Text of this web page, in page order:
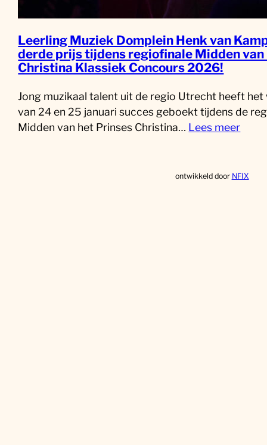
Leerling Muziek Domplein Henk van
derde prijs tijdens regiofinale Midden van
Christina Klassiek Concours 2026!
Jong muzikaal talent uit de regio Utrecht heeft het
van 24 en 25 januari succes geboekt tijdens de
Midden van het Prinses Christina… Lees meer
ontwikkeld door NFIX